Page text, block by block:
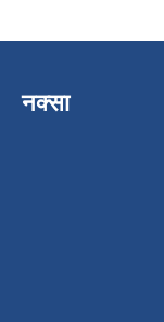
नक्सा